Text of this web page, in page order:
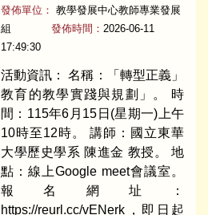
發佈單位： 教學發展中心教師專業發展
組
發佈時間： 2026-06-11
17:49:30
活動資訊： 名稱：「轉型正義」
教育的教學實踐與規劃」。 時
間：115年6月15日(星期一)上午
10時至12時。 講師：國立東華
大學歷史學系 陳進金 教授。 地
點：線上Google meet會議室。
報名網址：
https://reurl.cc/vENerk，即日起